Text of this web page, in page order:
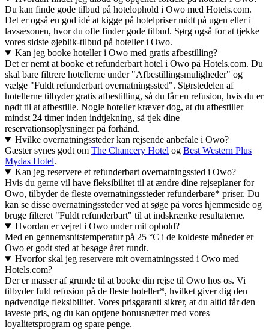
Du kan finde gode tilbud på hotelophold i Owo med Hotels.com.
Det er også en god idé at kigge på hotelpriser midt på ugen eller i
lavsæsonen, hvor du ofte finder gode tilbud. Sørg også for at tjekke
vores sidste øjeblik-tilbud på hoteller i Owo.
Kan jeg booke hoteller i Owo med gratis afbestilling?
Det er nemt at booke et refunderbart hotel i Owo på Hotels.com. Du
skal bare filtrere hotellerne under "Afbestillingsmuligheder" og
vælge "Fuldt refunderbart overnatningssted". Størstedelen af
hotellerne tilbyder gratis afbestilling, så du får en refusion, hvis du er
nødt til at afbestille. Nogle hoteller kræver dog, at du afbestiller
mindst 24 timer inden indtjekning, så tjek dine
reservationsoplysninger på forhånd.
Hvilke overnatningssteder kan rejsende anbefale i Owo?
Gæster synes godt om The Chancery Hotel og Best Western Plus
Mydas Hotel.
Kan jeg reservere et refunderbart overnatningssted i Owo?
Hvis du gerne vil have fleksibilitet til at ændre dine rejseplaner for
Owo, tilbyder de fleste overnatningssteder refunderbare* priser. Du
kan se disse overnatningssteder ved at søge på vores hjemmeside og
bruge filteret "Fuldt refunderbart" til at indskrænke resultaterne.
Hvordan er vejret i Owo under mit ophold?
Med en gennemsnitstemperatur på 25 °C i de koldeste måneder er
Owo et godt sted at besøge året rundt.
Hvorfor skal jeg reservere mit overnatningssted i Owo med
Hotels.com?
Der er masser af grunde til at booke din rejse til Owo hos os. Vi
tilbyder fuld refusion på de fleste hoteller*, hvilket giver dig den
nødvendige fleksibilitet. Vores prisgaranti sikrer, at du altid får den
laveste pris, og du kan optjene bonusnætter med vores
loyalitetsprogram og spare penge.